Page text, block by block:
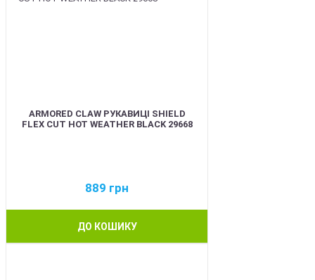
ARMORED CLAW РУКАВИЦІ SHIELD
FLEX CUT HOT WEATHER BLACK 29668
889 грн
ДО КОШИКУ